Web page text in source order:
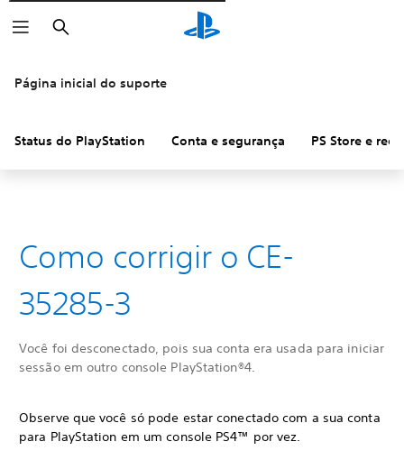
Pesquisar
Página inicial do suporte
Status do PlayStation Conta e segurança PS Store e
Como corrigir o CE-
35285-3
Você foi desconectado, pois sua conta era usada para iniciar
sessão em outro console PlayStation®4.
Observe que você só pode estar conectado com a sua conta
para PlayStation em um console PS4™ por vez.